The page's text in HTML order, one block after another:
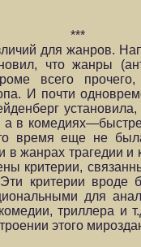
***
для жанров.
что жанры
всего прочего,
И почти
установила,
а в
время еще не
в жанрах трагедии
критерии,
критерии
для
триллера и
этого